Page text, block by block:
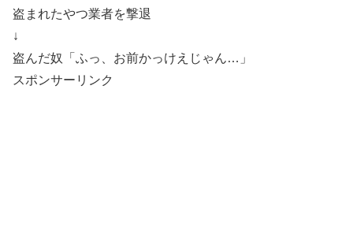
盗まれたやつ業者を撃退
↓
盗んだ奴「ふっ、お前かっけえじゃん…」
スポンサーリンク